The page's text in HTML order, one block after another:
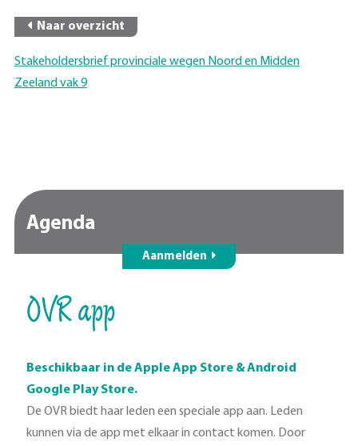
Naar overzicht
Stakeholdersbrief provinciale wegen Noord en Midden
Zeeland vak 9
Agenda
Aanmelden
OVR app
Beschikbaar in de Apple App Store & Android
Google Play Store.
De OVR biedt haar leden een speciale app aan. Leden
kunnen via de app met elkaar in contact komen. Door